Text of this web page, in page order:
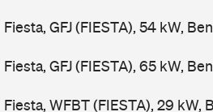
Fiesta, GFJ (FIESTA), 54 kW,
Fiesta, GFJ (FIESTA), 65 kW,
Fiesta, WFBT (FIESTA), 29 kW,